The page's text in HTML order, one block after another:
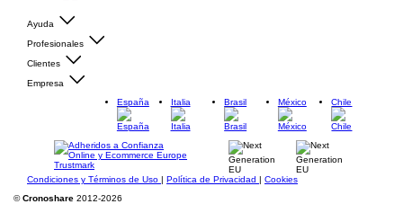
Ayuda
Profesionales
Clientes
Empresa
España
Italia Brasil México Chile
Condiciones y Términos de Uso | Política de Privacidad | Cookies
©Cronoshare 2012-2026